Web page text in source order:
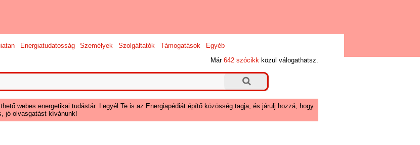
Energiatudatosság Személyek Szolgáltatók Támogatások
Egyéb
Már642 szócikk közül válogathatsz.
webes energetikai tudástár. Legyél Te is az Energiapédiát építő közösség tagja, és járulj hozzá, hogy
jó olvasgatást kívánunk!